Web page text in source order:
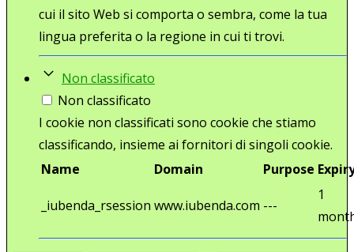
cui il sito Web si comporta o sembra, come la tua
lingua preferita o la regione in cui ti trovi.
Non classificato
Non classificato
I cookie non classificati sono cookie che stiamo
classificando, insieme ai fornitori di singoli cookie.
Name
Domain Purpose
_iubenda_rsession www.iubenda.com ---
1